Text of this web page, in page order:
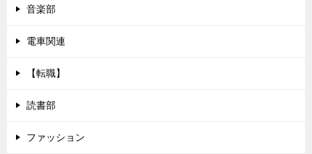
音楽部
電車関連
【転職】
読書部
ファッション